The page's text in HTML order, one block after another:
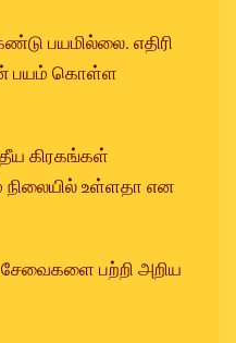
பயமில்லை. எதிரி
பயம் கொள்ள
கிரகங்கள்
நிலையில் உள்ளதா என
பற்றி அறிய